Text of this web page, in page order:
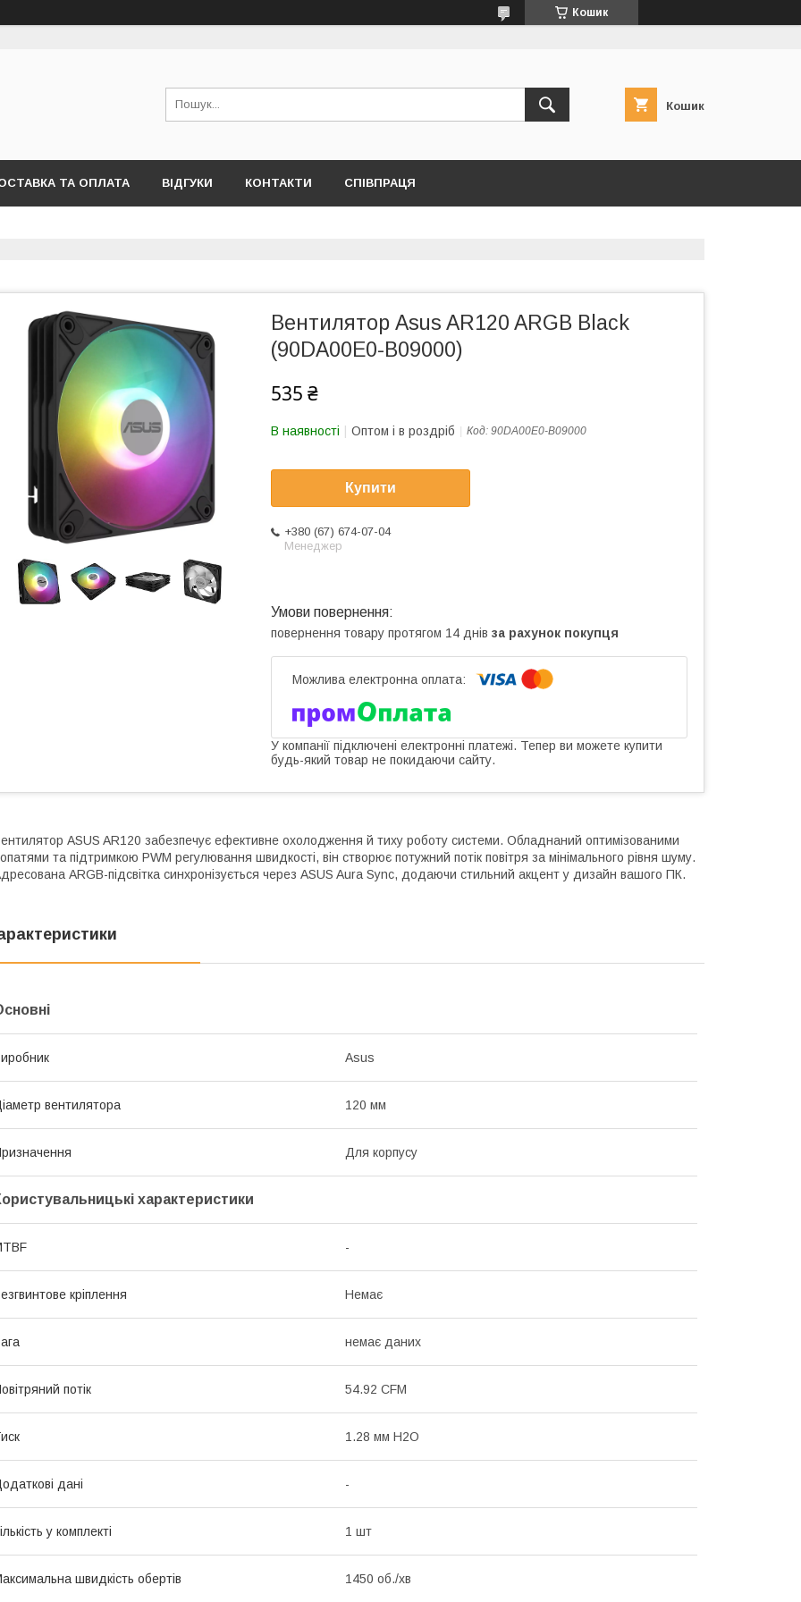
Кошик
Кошик
ТА ОПЛАТА ВІДГУКИ КОНТАКТИ СПІВПРАЦЯ
Вентилятор Asus AR120 ARGB Black
(90DA00E0-B09000)
535 ₴
В наявності Оптом і в роздріб Код: 90DA00E0-B09000
Купити
+380 (67) 674-07-04
Менеджер
повернення товару протягом 14 днів за рахунок покупця
У компанії підключені електронні платежі. Тепер ви можете купити
будь-який товар не покидаючи сайту.
ASUS AR120 забезпечує ефективне охолодження й тиху роботу системи. Обладнаний оптимізованими
та підтримкою PWM регулювання швидкості, він створює потужний потік повітря за мінімального рівня шуму.
ARGB-підсвітка синхронізується через ASUS Aura Sync, додаючи стильний акцент у дизайн вашого ПК.
Asus
вентилятора 120 мм
Для корпусу
характеристики
-
кріплення Немає
немає даних
потік 54.92 CFM
1.28 мм H2O
дані -
у комплекті 1 шт
швидкість обертів 1450 об./хв